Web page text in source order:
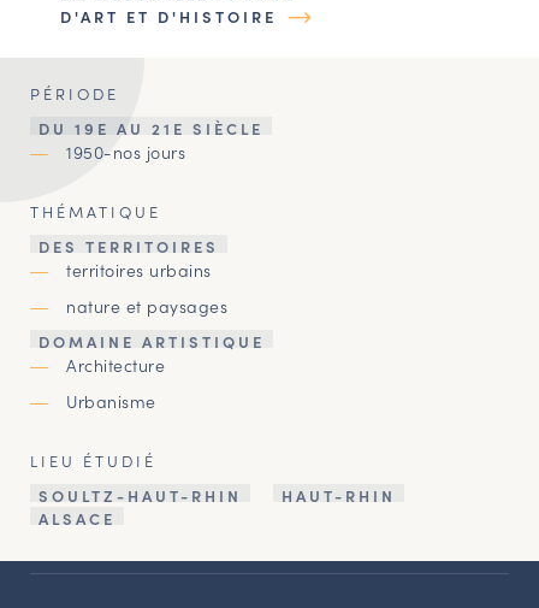
D'ART ET D'HISTOIRE
PÉRIODE
DU 19E AU 21E SIÈCLE
1950-nos jours
THÉMATIQUE
DES TERRITOIRES
territoires urbains
nature et paysages
DOMAINE ARTISTIQUE
Architecture
Urbanisme
LIEU ÉTUDIÉ
SOULTZ-HAUT-RHIN
HAUT-RHIN
ALSACE